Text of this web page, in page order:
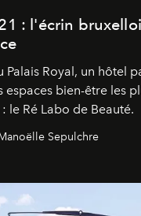
: l'écrin
Palais Royal, un hôtel
espaces bien-être les
le Ré Labo de Beauté.
Sepulchre